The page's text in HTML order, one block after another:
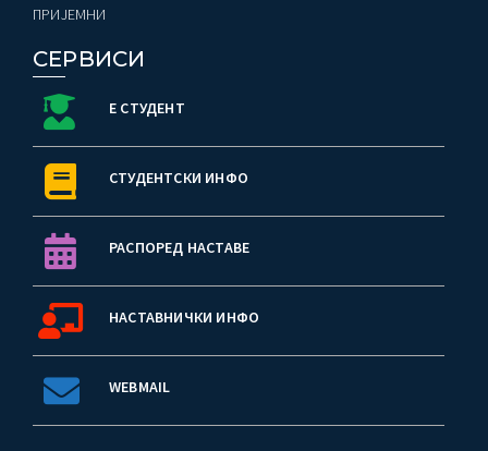
ПРИЈЕМНИ
СЕРВИСИ
Е СТУДЕНТ
СТУДЕНТСКИ ИНФО
РАСПОРЕД НАСТАВЕ
НАСТАВНИЧКИ ИНФО
WEBMAIL